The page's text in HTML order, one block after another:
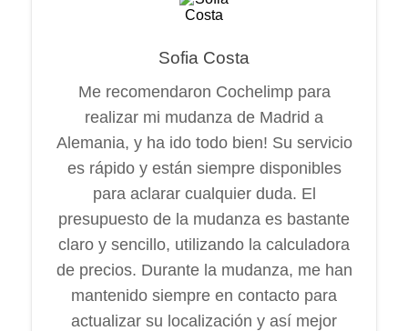
Sofia Costa
Me recomendaron Cochelimp para
realizar mi mudanza de Madrid a
Alemania, y ha ido todo bien! Su servicio
es rápido y están siempre disponibles
para aclarar cualquier duda. El
presupuesto de la mudanza es bastante
claro y sencillo, utilizando la calculadora
de precios. Durante la mudanza, me han
mantenido siempre en contacto para
actualizar su localización y así mejor